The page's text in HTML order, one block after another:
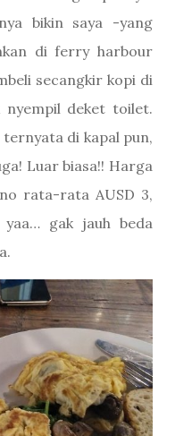
bikin saya -yang
di ferry harbour
secangkir kopi di
nyempil deket toilet.
di kapal pun,
Luar biasa!! Harga
rata-rata AUSD 3,
gak jauh beda